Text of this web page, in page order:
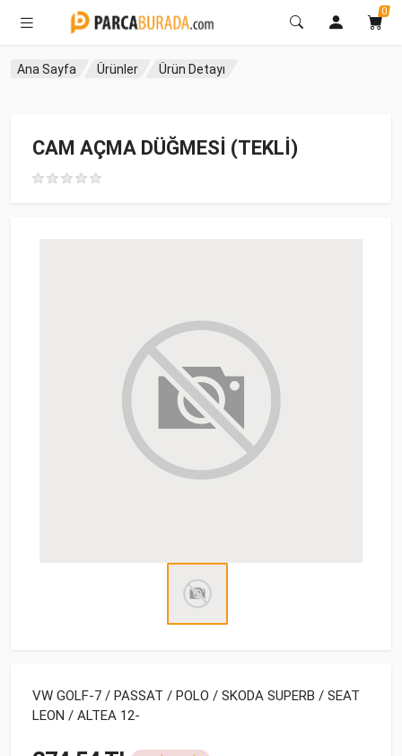
0
Ana Sayfa Ürünler Ürün Detayı
CAM AÇMA DÜĞMESİ (TEKLİ)
VW GOLF-7 / PASSAT / POLO / SKODA SUPERB / SEAT
LEON / ALTEA 12-